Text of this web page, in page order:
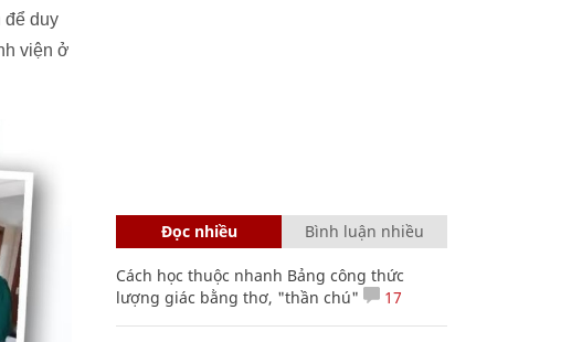
để duy
viện ở
Đọc nhiều Bình luận nhiều
Cách học thuộc nhanh Bảng công thức
lượng giác bằng thơ, "thần chú"
17